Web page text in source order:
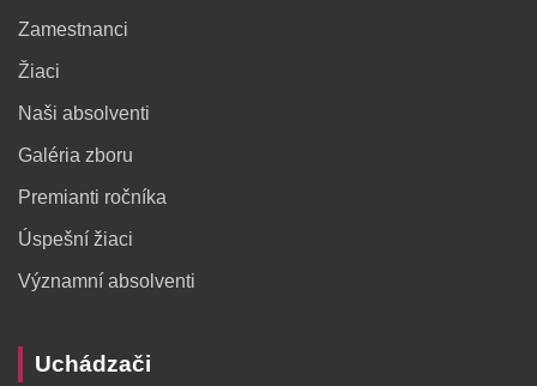
Zamestnanci
Žiaci
Naši absolventi
Galéria zboru
Premianti ročníka
Úspešní žiaci
Významní absolventi
Uchádzači